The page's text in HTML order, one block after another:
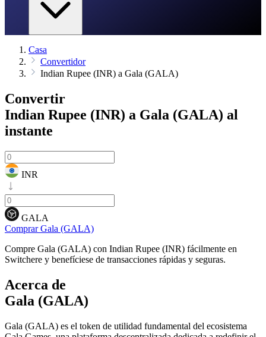
Casa
Convertidor
Indian Rupee (INR) a Gala (GALA)
Convertir
Indian Rupee (INR) a Gala (GALA) al
instante
INR
GALA
Comprar Gala (GALA)
Compre Gala (GALA) con Indian Rupee (INR) fácilmente en
Switchere y benefíciese de transacciones rápidas y seguras.
Acerca de
Gala (GALA)
Gala (GALA) es el token de utilidad fundamental del ecosistema